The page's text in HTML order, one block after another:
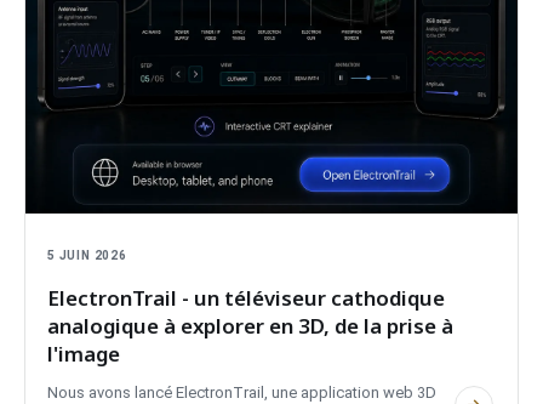
5 JUIN 2026
ElectronTrail - un téléviseur cathodique
analogique à explorer en 3D, de la prise à
l'image
Nous avons lancé ElectronTrail, une application web 3D